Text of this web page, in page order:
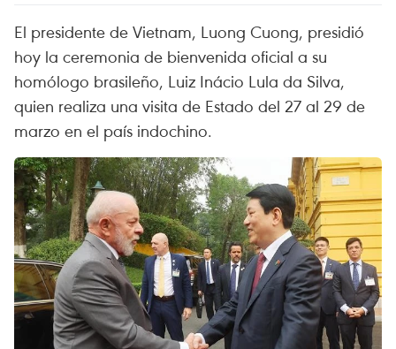
El presidente de Vietnam, Luong Cuong, presidió
hoy la ceremonia de bienvenida oficial a su
homólogo brasileño, Luiz Inácio Lula da Silva,
quien realiza una visita de Estado del 27 al 29 de
marzo en el país indochino.